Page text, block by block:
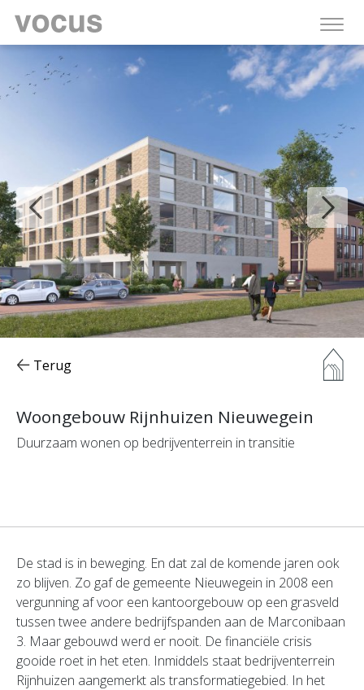
Woongebouw Rijnhuizen Nieuwegein
Duurzaam wonen op bedrijventerrein in transitie
Terug
De stad is in beweging. En dat zal de komende jaren ook
zo blijven. Zo gaf de gemeente Nieuwegein in 2008 een
vergunning af voor een kantoorgebouw op een grasveld
tussen twee andere bedrijfspanden aan de Marconibaan
3. Maar gebouwd werd er nooit. De financiële crisis
gooide roet in het eten. Inmiddels staat bedrijventerrein
Rijnhuizen aangemerkt als transformatiegebied. In het